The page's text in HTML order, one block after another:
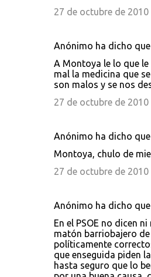
27 de octubre de 2010
Anónimo ha dicho
A Montoya le lo que le
mal la medicina que
son malos y se nos
27 de octubre de 2010
Anónimo ha dicho
Montoya, chulo de
27 de octubre de 2010
Anónimo ha dicho
En el PSOE no dicen
matón barriobajero
políticamente
que enseguida piden
hasta seguro que lo